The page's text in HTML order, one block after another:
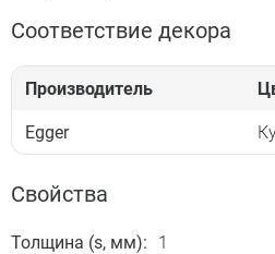
Соответствие декора
Производитель
Egger
Свойства
Толщина (s, мм):
1